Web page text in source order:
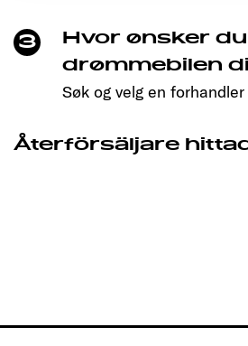
3
Hvor ønsker
drømmebilen
Søk og velg en
Återförsäljare